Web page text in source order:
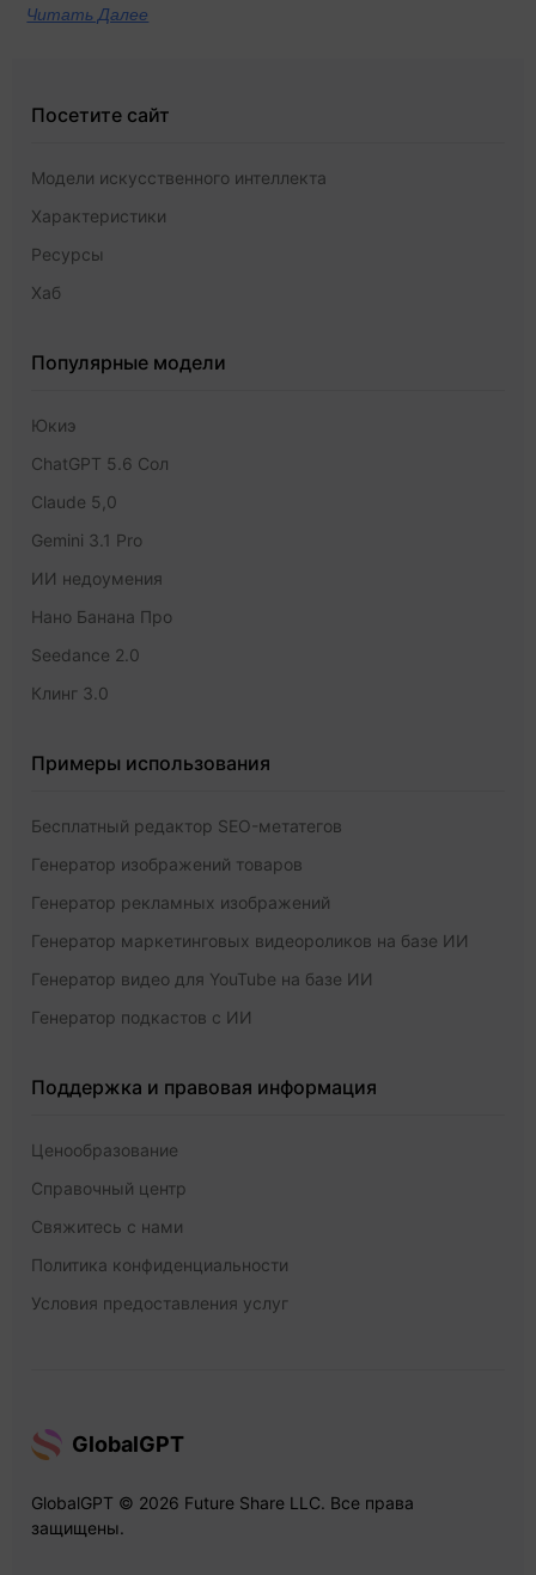
Читать Далее
Посетите сайт
Модели искусственного интеллекта
Характеристики
Ресурсы
Хаб
Популярные модели
Юкиэ
ChatGPT 5.6 Сол
Claude 5,0
Gemini 3.1 Pro
ИИ недоумения
Нано Банана Про
Seedance 2.0
Клинг 3.0
Примеры использования
Бесплатный редактор SEO-метатегов
Генератор изображений товаров
Генератор рекламных изображений
Генератор маркетинговых видеороликов на базе ИИ
Генератор видео для YouTube на базе ИИ
Генератор подкастов с ИИ
Поддержка и правовая информация
Ценообразование
Справочный центр
Свяжитесь с нами
Политика конфиденциальности
Условия предоставления услуг
GlobalGPT
GlobalGPT © 2026 Future Share LLC. Все права
защищены.